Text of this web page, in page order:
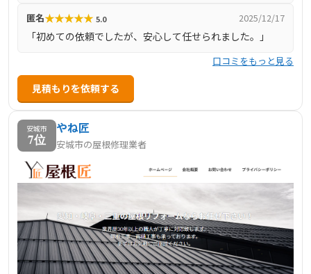
匿名★★★★★ 5.0 2025/12/17
「初めての依頼でしたが、安心して任せられました。」
口コミをもっと見る
見積もりを依頼する
安城市
7位
やね匠
安城市の屋根修理業者